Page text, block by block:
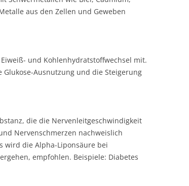
aus den Zellen und Geweben
und Kohlenhydratstoffwechsel mit.
Ausnutzung und die Steigerung
die die Nervenleitgeschwindigkeit
Nervenschmerzen nachweislich
wird die Alpha-Liponsäure bei
empfohlen. Beispiele: Diabetes